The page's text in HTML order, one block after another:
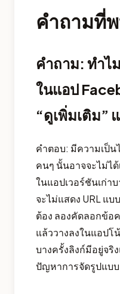
คำถามที่
คำถาม: ทำไ
ในแอป
“ดูเพิ่มเติม”
คำตอบ: มีความเป็น
คนๆ นั้นอาจจะไม่ได้
ในแอปเวอร์ชันเก่า
จะไม่แสดง URL แ
ต้อง ลองคัดลอกข้อ
แล้ววางลงในแอป
บางครั้งลิงก์มีอยู่จริ
ปัญหาการจัดรูปแบบ